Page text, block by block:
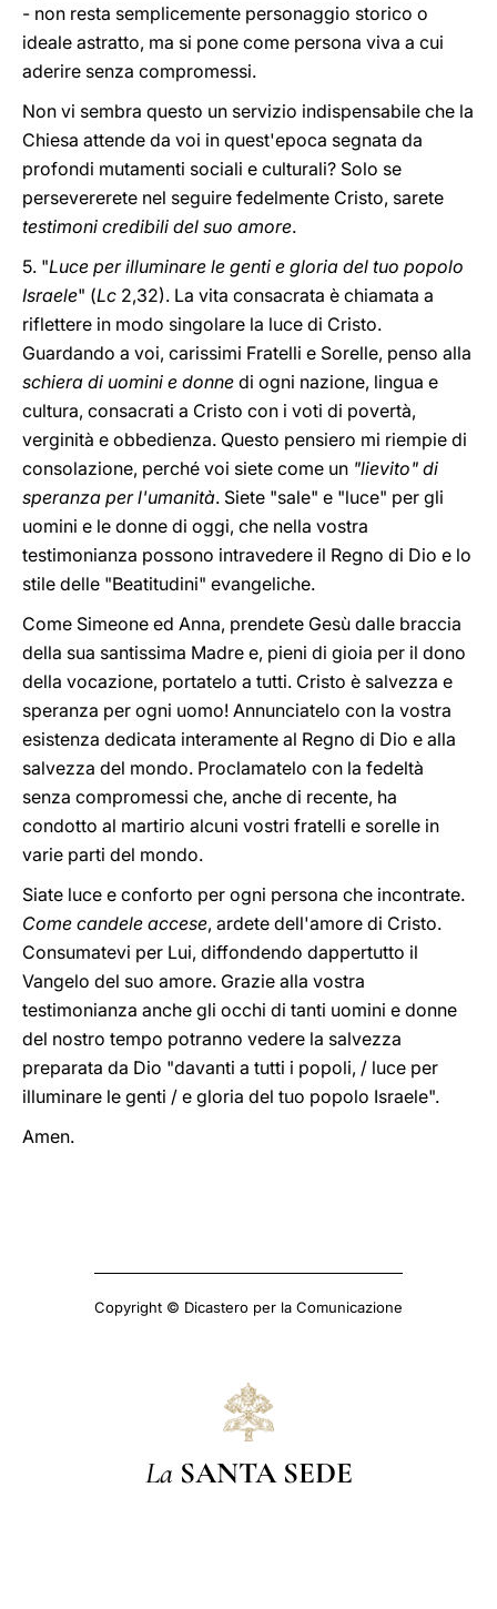
- non resta semplicemente personaggio storico o
ideale astratto, ma si pone come persona viva a cui
aderire senza compromessi.
Non vi sembra questo un servizio indispensabile che la
Chiesa attende da voi in quest'epoca segnata da
profondi mutamenti sociali e culturali? Solo se
persevererete nel seguire fedelmente Cristo, sarete
testimoni credibili del suo amore.
5. "Luce per illuminare le genti e gloria del tuo popolo
Israele" (Lc 2,32). La vita consacrata è chiamata a
riflettere in modo singolare la luce di Cristo.
Guardando a voi, carissimi Fratelli e Sorelle, penso alla
schiera di uomini e donne di ogni nazione, lingua e
cultura, consacrati a Cristo con i voti di povertà,
verginità e obbedienza. Questo pensiero mi riempie di
consolazione, perché voi siete come un "lievito" di
speranza per l'umanità. Siete "sale" e "luce" per gli
uomini e le donne di oggi, che nella vostra
testimonianza possono intravedere il Regno di Dio e lo
stile delle "Beatitudini" evangeliche.
Come Simeone ed Anna, prendete Gesù dalle braccia
della sua santissima Madre e, pieni di gioia per il dono
della vocazione, portatelo a tutti. Cristo è salvezza e
speranza per ogni uomo! Annunciatelo con la vostra
esistenza dedicata interamente al Regno di Dio e alla
salvezza del mondo. Proclamatelo con la fedeltà
senza compromessi che, anche di recente, ha
condotto al martirio alcuni vostri fratelli e sorelle in
varie parti del mondo.
Siate luce e conforto per ogni persona che incontrate.
Come candele accese, ardete dell'amore di Cristo.
Consumatevi per Lui, diffondendo dappertutto il
Vangelo del suo amore. Grazie alla vostra
testimonianza anche gli occhi di tanti uomini e donne
del nostro tempo potranno vedere la salvezza
preparata da Dio "davanti a tutti i popoli, / luce per
illuminare le genti / e gloria del tuo popolo Israele".
Amen.
Copyright © Dicastero per la Comunicazione
La SANTA SEDE